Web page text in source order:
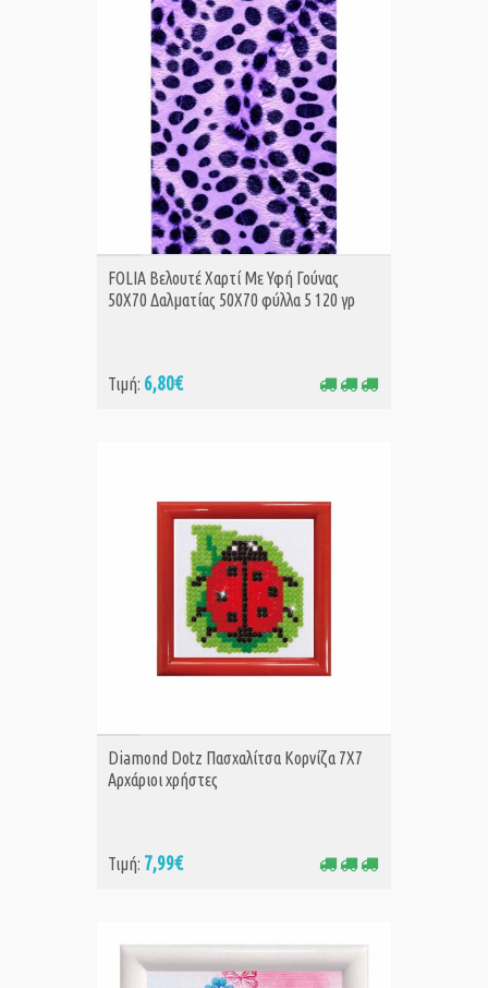
ΑΓΟΡΑ
FOLIA Βελουτέ Χαρτί Με Υφή Γούνας
50Χ70 Δαλματίας 50Χ70 φύλλα 5 120 γρ
Τιμή: 6,80€
ΑΓΟΡΑ
Diamond Dotz Πασχαλίτσα Κορνίζα 7Χ7
Αρχάριοι χρήστες
Τιμή: 7,99€